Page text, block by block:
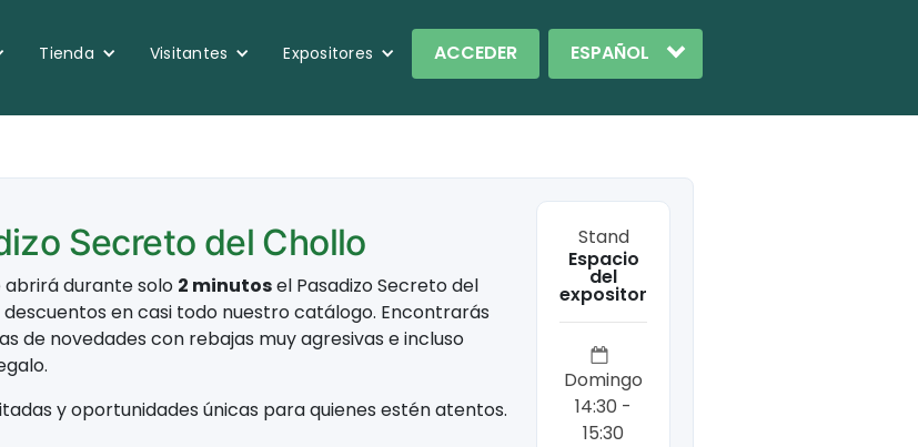
Tienda Visitantes Expositores ACCEDER
Secreto del Chollo
abrirá durante solo 2 minutosel Pasadizo Secreto del
en casi todo nuestro catálogo. Encontrarás
de novedades con rebajas muy agresivas e incluso
y oportunidades únicas para quienes estén atentos.
Stand
Espacio
del
expositor
Domingo
14:30 -
15:30